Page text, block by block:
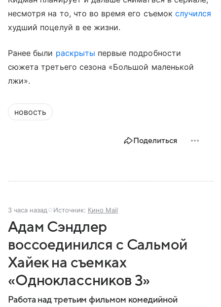
несмотря на то, что во время его съемок случился
худший поцелуй в ее жизни.
Ранее были раскрыты первые подробности
сюжета третьего сезона «Большой маленькой
лжи».
новость
Поделиться
3 часа назад Источник: Кино Mail
Адам Сэндлер
воссоединился с Сальмой
Хайек на съемках
«Одноклассников 3»
Работа над третьим фильмом комедийной